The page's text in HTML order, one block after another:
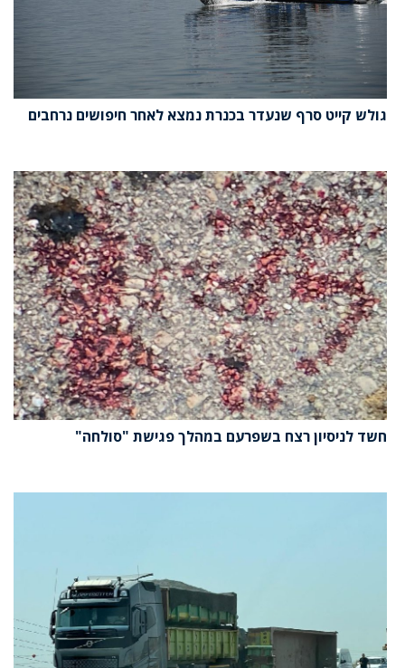
גולש קייט סרף שנעדר בכנרת נמצא לאחר חיפושים נרחבים
חשד לניסיון רצח בשפרעם במהלך פגישת "סולחה"